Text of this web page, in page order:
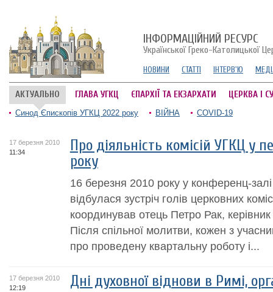
ІНФОРМАЦІЙНИЙ РЕСУРС
Української Греко-Католицької
НОВИНИ СТАТТІ ІНТЕРВ'Ю
АКТУАЛЬНО ГЛАВА УГКЦ ЄПАРХІЇ ТА ЕКЗАРХАТИ ЦЕРКВА І
Синод Єпископів УГКЦ 2022 року ВІЙНА COVID-19
17 березня 2010
11:34
Про діяльність комісій УГКЦ у
року
16 березня 2010 року у конференц-залі
відбулася зустріч голів церковних
координував отець Петро Рак, керівник
Після спільної молитви, кожен з
про проведену квартальну роботу і...
17 березня 2010
12:19
Дні духовної віднови в Римі,